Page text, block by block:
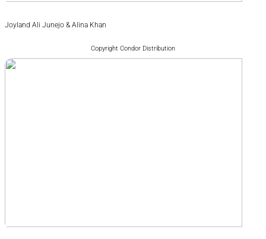
Joyland Ali Junejo & Alina Khan
Copyright Condor Distribution